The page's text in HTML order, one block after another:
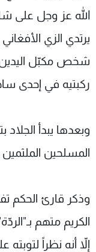
الله عز وجل على
يرتدي الزي
شخص مكبّل اليدين
ركبتيه في إحدى
وبعدها يبدأ
المسلحين الملثمين
وذكر قارئ الحكم
الكريم متهم
إلاّ أنه نظراً